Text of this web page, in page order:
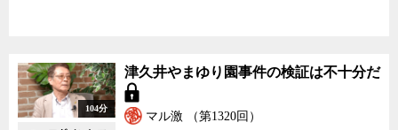
104分
津久井やまゆり園事件の検証は不十分だ
マル激 （第1320回）